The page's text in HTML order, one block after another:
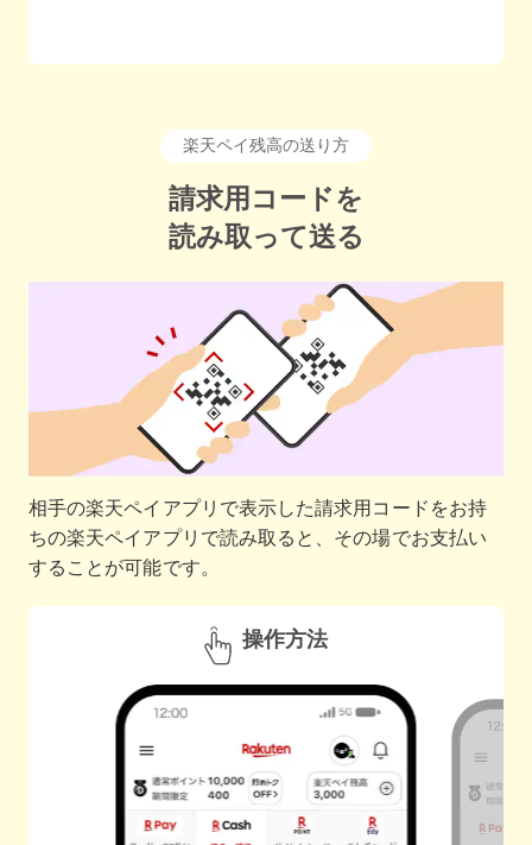
楽天ペイ残高の送り方
請求用コードを
読み取って送る
相手の楽天ペイアプリで表示した請求用コードをお持
ちの楽天ペイアプリで読み取ると、その場でお支払い
することが可能です。
操作方法